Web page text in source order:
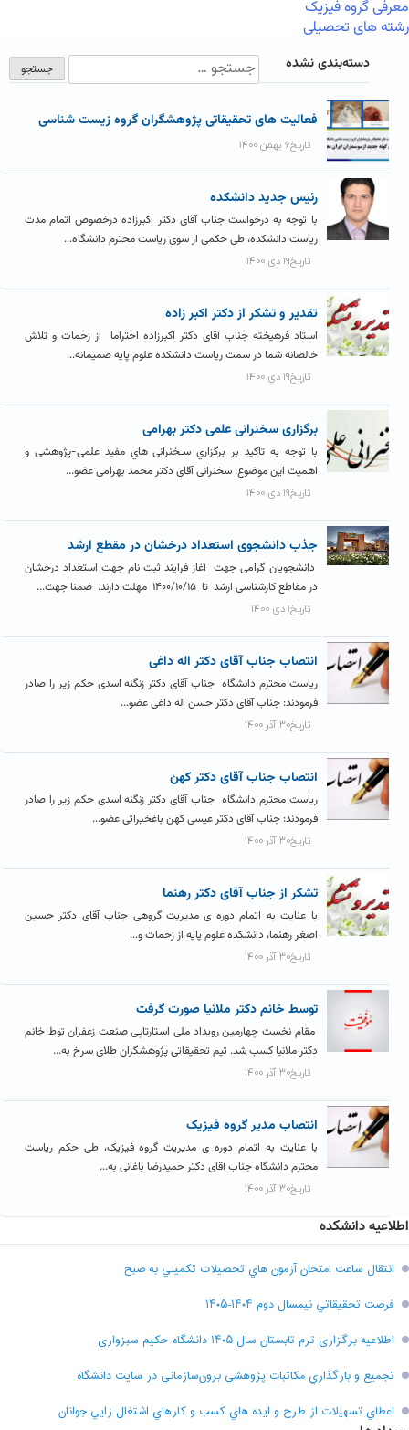
معرفی گروه فیزیک
رشته های تحصیلی
دسته‌بندی نشده
فعالیت های تحقیقاتی پژوهشگران گروه زیست شناسی
تاریخ۶ بهمن ۱۴۰۰
رئیس جدید دانشکده
با توجه به درخواست جناب آقای دکتر اکبرزاده درخصوص اتمام مدت
ریاست دانشکده، طی حکمی از سوی ریاست محترم دانشگاه...
تاریخ۱۹ دی ۱۴۰۰
تقدیر و تشکر از دکتر اکبر زاده
استاد فرهیخته جناب آقای دکتر اکبرزاده احتراما از زحمات و تلاش
خالصانه شما در سمت ریاست دانشکده علوم پایه صمیمانه...
تاریخ۱۹ دی ۱۴۰۰
برگزاری سخنرانی علمی دکتر بهرامی
با توجه به تاکید بر برگزاري سـخنرانی هاي مفید علمی-پژوهشی و
اهمیت این موضوع، سخنرانی آقاي دکتر محمد بهرامی عضو...
تاریخ۱۹ دی ۱۴۰۰
جذب دانشجوی استعداد درخشان در مقطع ارشد
دانشجویان گرامی جهت آغاز فرایند ثبت نام جهت استعداد درخشان
در مقاطع کارشناسی ارشد تا ۱۴۰۰/۱۰/۱۵ مهلت دارند. ضمنا جهت...
تاریخ۱ دی ۱۴۰۰
انتصاب جناب آقای دکتر اله داغی
ریاست محترم دانشگاه جناب آقای دکتر زنگنه اسدی حکم زیر را صادر
فرمودند: جناب آقای دکتر حسن اله داغی عضو...
تاریخ۳۰ آذر ۱۴۰۰
انتصاب جناب آقای دکتر کهن
ریاست محترم دانشگاه جناب آقای دکتر زنگنه اسدی حکم زیر را صادر
فرمودند: جناب آقای دکتر عیسی کهن باغخیراتی عضو...
تاریخ۳۰ آذر ۱۴۰۰
تشکر از جناب آقای دکتر رهنما
با عنایت به اتمام دوره ی مدیریت گروهی جناب آقای دکتر حسین
اصغر رهنما، دانشکده علوم پایه از زحمات و...
تاریخ۳۰ آذر ۱۴۰۰
توسط خانم دکتر ملانیا صورت گرفت
مقام نخست چهارمین رویداد ملی استارتاپی صنعت زعفران توط خانم
دکتر ملانیا کسب شد. تیم تحقیقاتی پژوهشگران طلای سرخ به...
تاریخ۳۰ آذر ۱۴۰۰
انتصاب مدیر گروه فیزیک
با عنایت به اتمام دوره ی مدیریت گروه فیزیک، طی حکم ریاست
محترم دانشگاه جناب آقای دکتر حمیدرضا باغانی به...
تاریخ۳۰ آذر ۱۴۰۰
اطلاعیه دانشکده
انتقال ساعت امتحان آزمون هاي تحصيلات تکميلي به صبح
فرصت تحقيقاتي نیمسال دوم ۱۴۰۴-۱۴۰۵
اطلاعیه برگزاری ترم تابستان سال ۱۴۰۵ دانشگاه حکیم سبزواری
تجميع و بارگذاري مکاتبات پژوهشي برون‌سازماني در سايت دانشگاه
اعطاي تسهيلات از طرح و ايده هاي کسب و کارهاي اشتغال زايي جوانان